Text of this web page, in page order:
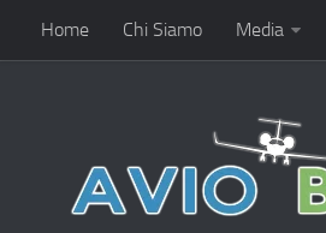
Home Chi Siamo Media